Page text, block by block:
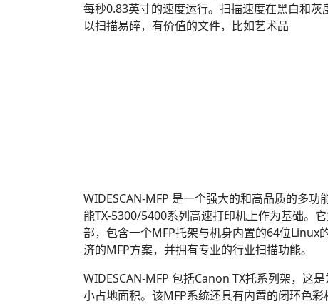
每秒0.83英寸的速度运行。扫描速度在黑白和
以扫描易碎，有价值的文件，比如艺术品
WIDESCAN-MFP 是一个强大的和高品质的多
能TX-5300/5400系列高速打印机上作为基础。
部，包含一个MFP托架与机身内置的64位Linux
济的MFP方案，并拥有专业的行业扫描功能。
WIDESCAN-MFP 包括Canon TX托系列架，这
小占地面积。该MFP系统还具有内置的闭环色